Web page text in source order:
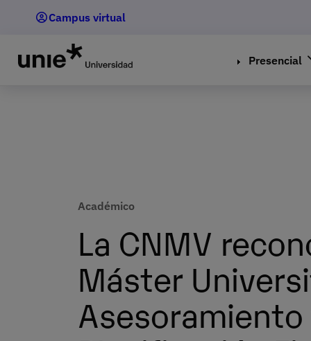
principal
Campus virtual
Presencial
Académico
La CNMV
Máster
Asesoramiento